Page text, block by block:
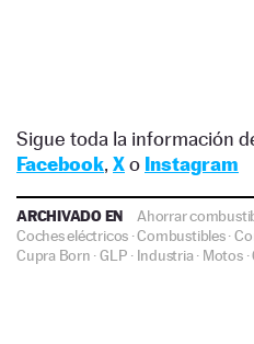
Sigue toda la información
Facebook, Xo Instagram
ARCHIVADO EN Ahorrar
Coches eléctricos ·Combustibles·
Cupra Born ·GLP · Industria· Motos·